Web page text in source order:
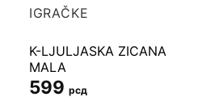
IGRAČKE
K-LJULJASKA ZICANA
MALA
599 рсд